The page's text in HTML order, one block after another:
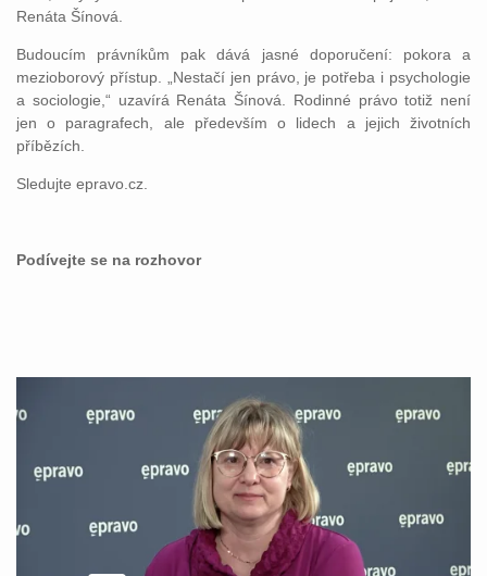
Renáta Šínová.
Budoucím právníkům pak dává jasné doporučení: pokora a
mezioborový přístup. „Nestačí jen právo, je potřeba i psychologie
a sociologie,“ uzavírá Renáta Šínová. Rodinné právo totiž není
jen o paragrafech, ale především o lidech a jejich životních
příbězích.
Sledujte epravo.cz.
Podívejte se na rozhovor